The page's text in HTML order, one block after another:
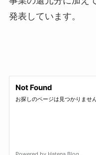
発表しています。